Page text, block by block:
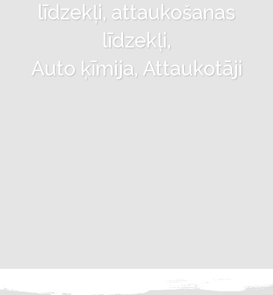
līdzekļi, attaukošanas
līdzekļi,
Auto ķīmija, Attaukotāji